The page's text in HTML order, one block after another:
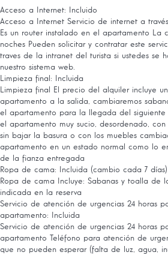
Acceso a Internet: Incluido
Acceso a Internet Servicio de internet a
Es un router instalado en el apartamento La
noches Pueden solicitar y contratar este
traves de la intranet del turista si ustedes se
nuestro sistema web.
Limpieza final: Incluida
Limpieza final
El precio del alquiler incluye
apartamento a la salida, cambiaremos
el apartamento para la llegada del siguiente
el apartamento muy sucio, desordenado,
sin bajar la basura o con los muebles
apartamento en un estado normal como lo
de la fianza entregada
Ropa de cama: Incluida (cambio cada 7 días)
Ropa de cama
Incluye: Sabanas y toalla de
indicada en la reserva
Servicio de atención de urgencias 24 horas
apartamento: Incluida
Servicio de atención de urgencias 24 horas
apartamento
Teléfono para atención de
que no pueden esperar (falta de luz, agua,